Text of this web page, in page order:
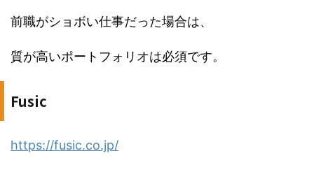
前職がショボい仕事だった場合は、
質が高いポートフォリオは必須です。
Fusic
https://fusic.co.jp/